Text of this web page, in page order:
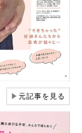
▶元記事を見る